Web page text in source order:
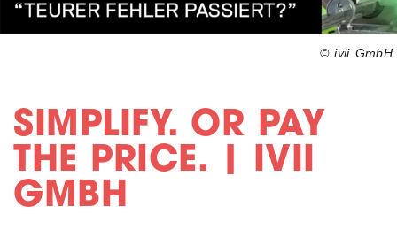
© ivii GmbH
SIMPLIFY. OR PAY
THE PRICE. | IVII
GMBH